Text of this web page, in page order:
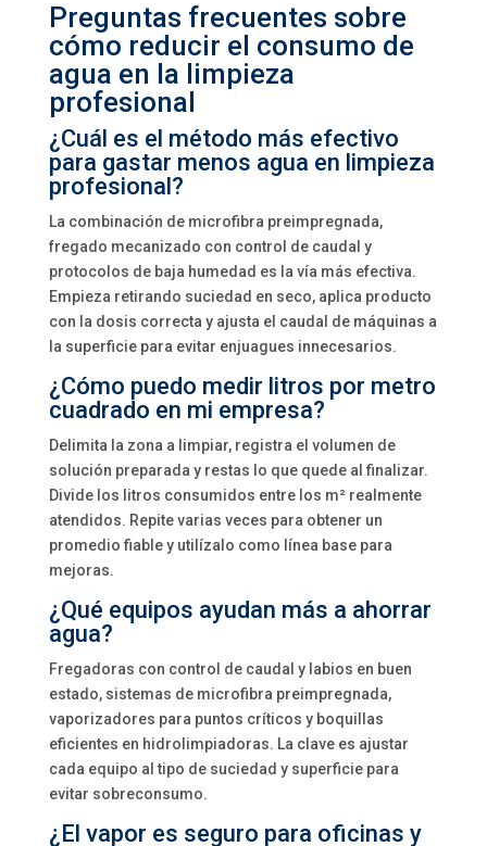
Preguntas frecuentes sobre
cómo reducir el consumo de
agua en la limpieza
profesional
¿Cuál es el método más efectivo
para gastar menos agua en limpieza
profesional?
La combinación de microfibra preimpregnada,
fregado mecanizado con control de caudal y
protocolos de baja humedad es la vía más efectiva.
Empieza retirando suciedad en seco, aplica producto
con la dosis correcta y ajusta el caudal de máquinas a
la superficie para evitar enjuagues innecesarios.
¿Cómo puedo medir litros por metro
cuadrado en mi empresa?
Delimita la zona a limpiar, registra el volumen de
solución preparada y restas lo que quede al finalizar.
Divide los litros consumidos entre los m² realmente
atendidos. Repite varias veces para obtener un
promedio fiable y utilízalo como línea base para
mejoras.
¿Qué equipos ayudan más a ahorrar
agua?
Fregadoras con control de caudal y labios en buen
estado, sistemas de microfibra preimpregnada,
vaporizadores para puntos críticos y boquillas
eficientes en hidrolimpiadoras. La clave es ajustar
cada equipo al tipo de suciedad y superficie para
evitar sobreconsumo.
¿El vapor es seguro para oficinas y